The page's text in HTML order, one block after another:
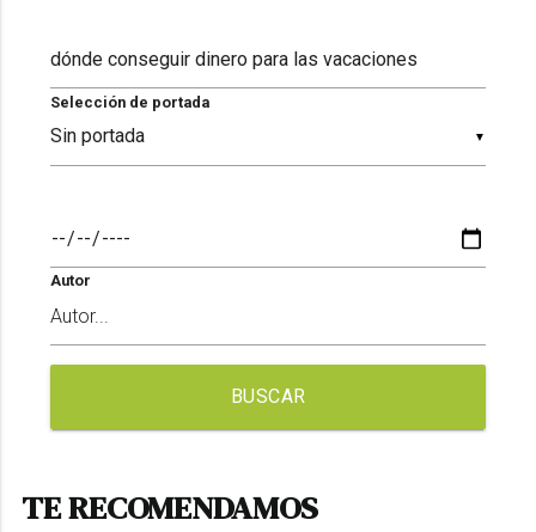
▼
Selección de portada
Autor
BUSCAR
TE RECOMENDAMOS